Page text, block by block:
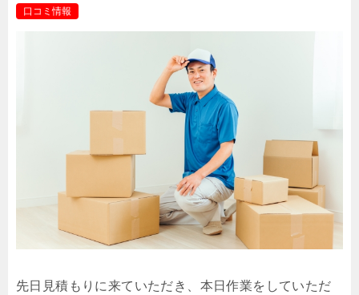
口コミ情報
先日見積もりに来ていただき、本日作業をしていただ